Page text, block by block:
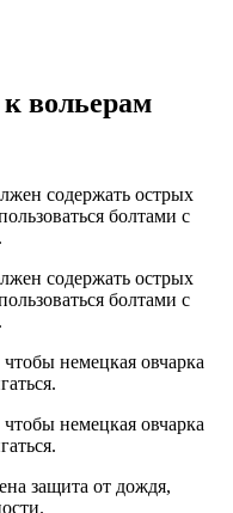
вольерам
содержать острых
болтами с
содержать острых
болтами с
немецкая овчарка
немецкая овчарка
защита от дождя,